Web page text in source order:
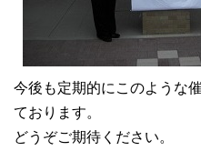
今後も定期的にこのような
ております。
どうぞご期待ください。